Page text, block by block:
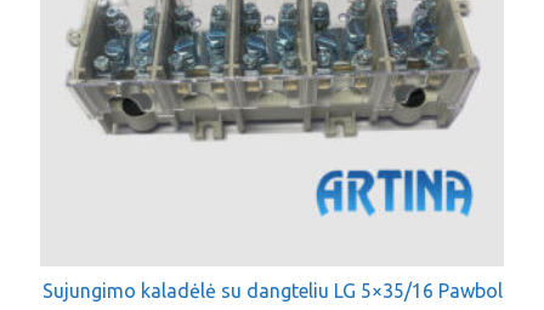
Sujungimo kaladėlė su dangteliu LG 5×35/16 Pawbol